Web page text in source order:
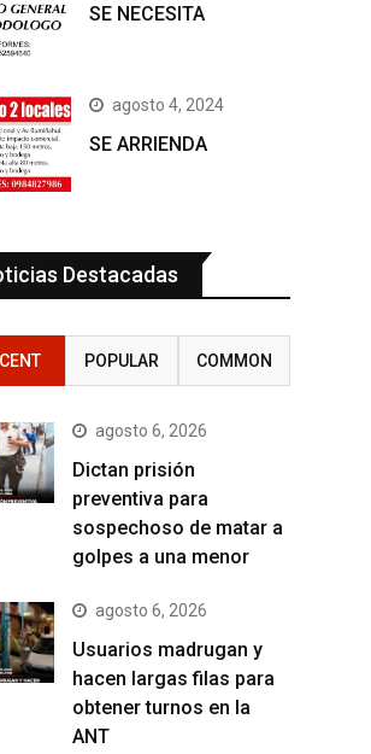
SE NECESITA
agosto 4, 2024
SE ARRIENDA
Destacadas
POPULAR COMMON
agosto 6, 2026
Dictan prisión
preventiva para
sospechoso de matar a
golpes a una menor
agosto 6, 2026
Usuarios madrugan y
hacen largas filas para
obtener turnos en la
ANT